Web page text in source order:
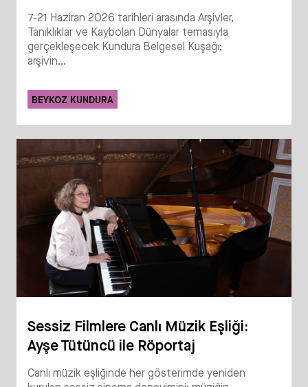
7-21 Haziran 2026 tarihleri arasında Arşivler,
Tanıklıklar ve Kaybolan Dünyalar temasıyla
gerçekleşecek Kundura Belgesel Kuşağı;
arşivin...
BEYKOZ KUNDURA
Sessiz Filmlere Canlı Müzik Eşliği:
Ayşe Tütüncü ile Röportaj
Canlı müzik eşliğinde her gösterimde yeniden